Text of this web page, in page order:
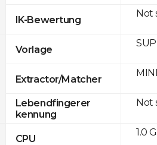
IK-Bewertung
Vorlage
Extractor/Matcher
Lebendfingerer
kennung
CPU
Not
Not
1.0